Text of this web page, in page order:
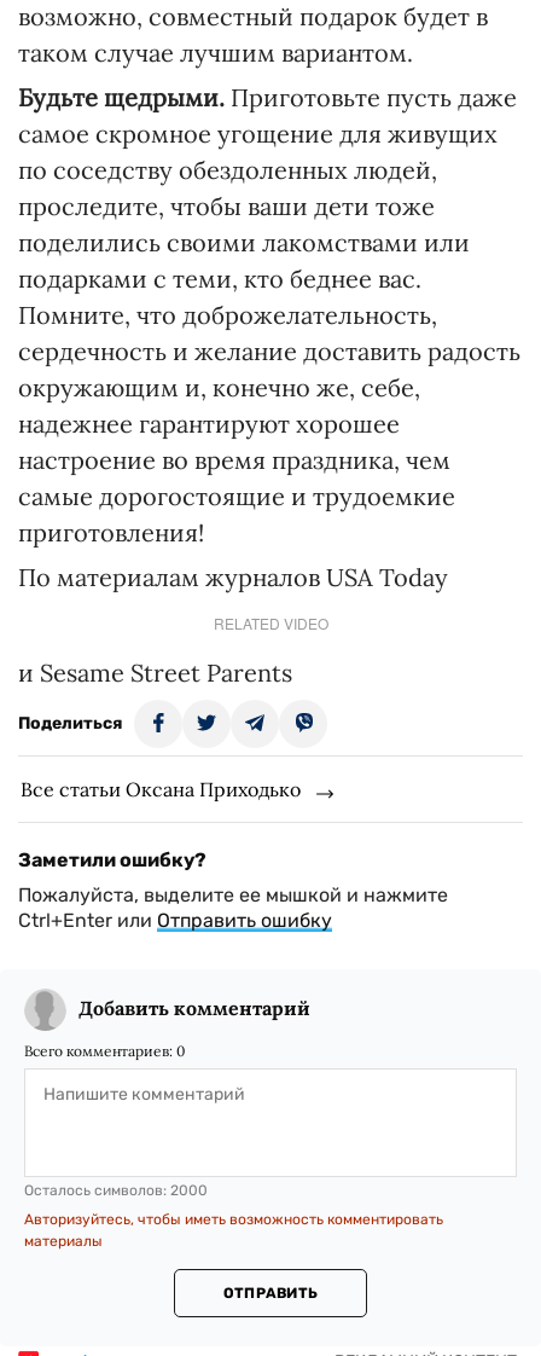
возможно, совместный подарок будет в
таком случае лучшим вариантом.
Будьте щедрыми. Приготовьте пусть даже
самое скромное угощение для живущих
по соседству обездоленных людей,
проследите, чтобы ваши дети тоже
поделились своими лакомствами или
подарками с теми, кто беднее вас.
Помните, что доброжелательность,
сердечность и желание доставить радость
окружающим и, конечно же, себе,
надежнее гарантируют хорошее
настроение во время праздника, чем
самые дорогостоящие и трудоемкие
приготовления!
По материалам журналов USA Today
RELATED VIDEO
и Sesame Street Parents
Поделиться
Все статьи Оксана Приходько
Заметили ошибку?
Пожалуйста, выделите ее мышкой и нажмите
Ctrl+Enter или Отправить ошибку
Добавить комментарий
Всего комментариев: 0
Осталось символов: 2000
Авторизуйтесь, чтобы иметь возможность комментировать
материалы
ОТПРАВИТЬ